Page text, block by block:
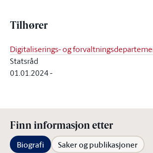
Tilhører
Digitaliserings- og
Statsråd
01.01.2024-
Finn informasjon etter
Biografi Saker og publikasjoner